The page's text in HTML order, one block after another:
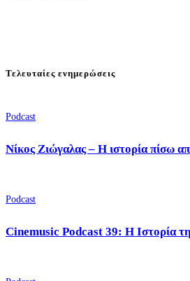
Τελευταίες ενημερώσεις
Podcast
Νίκος Ζιώγαλας – Η ιστορία πίσω
Podcast
Cinemusic Podcast 39: Η Ιστορία